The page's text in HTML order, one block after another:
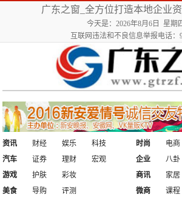
广东之窗_全方位打造本地企业
今天是：2026年8月6日 星期
互联网违法和不良信息举报电话：
资讯 财经 娱乐
科技
汽车
证券 理财 宏观
时尚 电商
企业
八卦
游戏
护肤
彩妆
美食
导购 评测
商讯 家居
微商
课程